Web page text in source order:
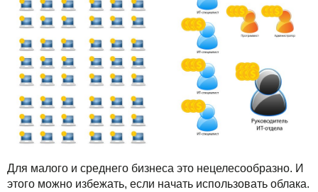
Для малого и среднего бизнеса это нецелесообразно. И
этого можно избежать, если начать использовать облака.